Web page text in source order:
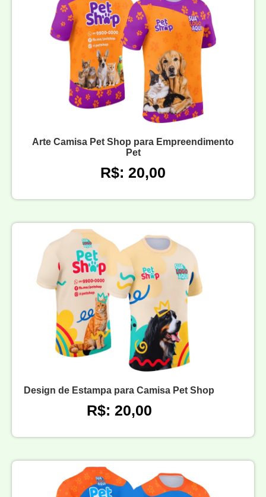
Arte Camisa Pet Shop para Empreendimento
Pet
R$: 20,00
Design de Estampa para Camisa Pet Shop
R$: 20,00